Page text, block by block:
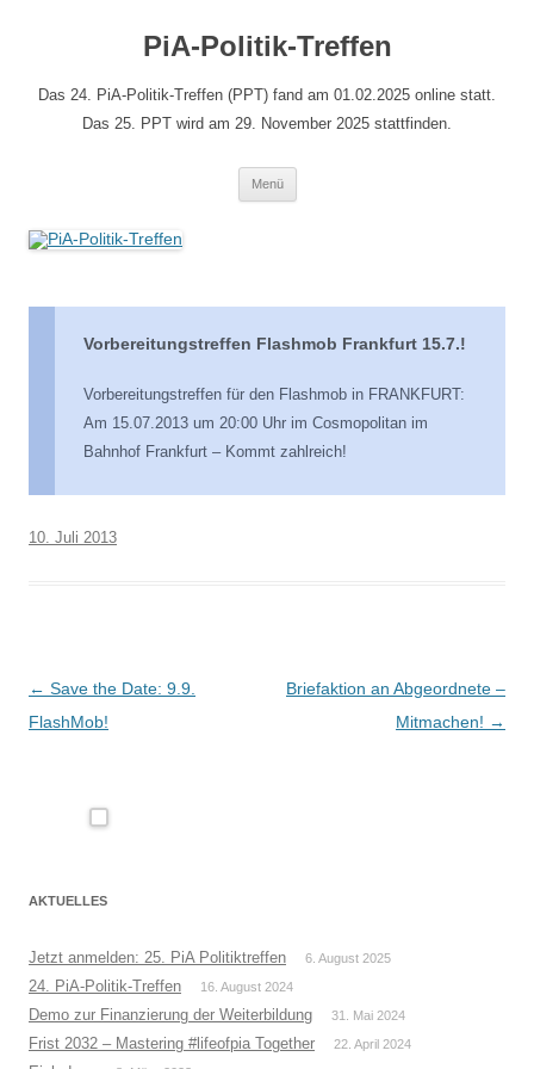
PiA-Politik-Treffen
Das 24. PiA-Politik-Treffen (PPT) fand am 01.02.2025 online statt.
Das 25. PPT wird am 29. November 2025 stattfinden.
Menü
Vorbereitungstreffen Flashmob Frankfurt 15.7.!
Vorbereitungstreffen für den Flashmob in FRANKFURT:
Am 15.07.2013 um 20:00 Uhr im Cosmopolitan im
Bahnhof Frankfurt – Kommt zahlreich!
10. Juli 2013
Beitragsnavigation
← Save the Date: 9.9.
FlashMob!
Briefaktion an Abgeordnete –
Mitmachen! →
AKTUELLES
Jetzt anmelden: 25. PiA Politiktreffen 6. August 2025
24. PiA-Politik-Treffen 16. August 2024
Demo zur Finanzierung der Weiterbildung 31. Mai 2024
Frist 2032 – Mastering #lifeofpia Together 22. April 2024